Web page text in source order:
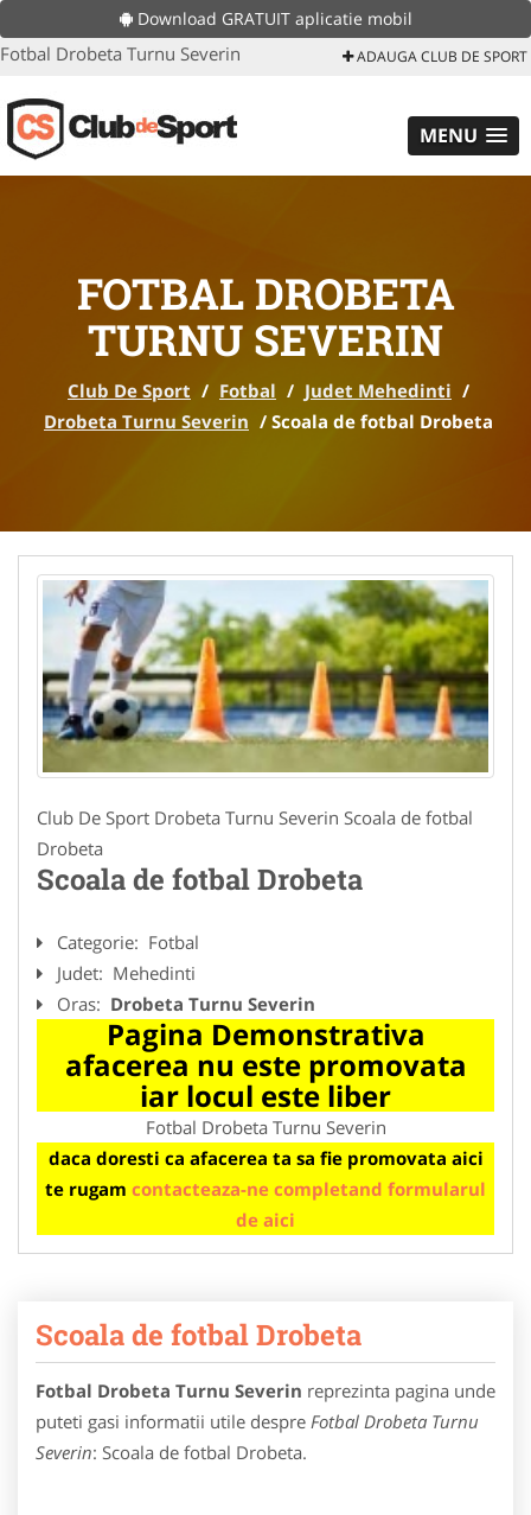
Download GRATUIT aplicatie mobil
Fotbal Drobeta Turnu Severin ADAUGA CLUB DE SPORT
MENU
FOTBAL DROBETA
TURNU SEVERIN
Club De Sport / Fotbal / Judet Mehedinti /
Drobeta Turnu Severin / Scoala de fotbal Drobeta
Club De Sport Drobeta Turnu Severin Scoala de fotbal
Drobeta
Scoala de fotbal Drobeta
Categorie: Fotbal
Judet: Mehedinti
Oras: Drobeta Turnu Severin
Pagina Demonstrativa
afacerea nu este promovata
iar locul este liber
Fotbal Drobeta Turnu Severin
daca doresti ca afacerea ta sa fie promovata aici
te rugam contacteaza-ne completand formularul
de aici
Scoala de fotbal Drobeta
Fotbal Drobeta Turnu Severin reprezinta pagina unde
puteti gasi informatii utile despre Fotbal Drobeta Turnu
Severin: Scoala de fotbal Drobeta.